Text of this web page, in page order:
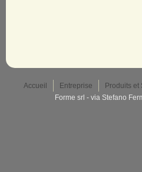
Accueil Entreprise Produits et
Forme srl - via Stefano